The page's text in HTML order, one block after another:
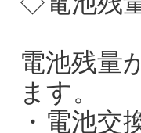
電池残量
ます。
・電池